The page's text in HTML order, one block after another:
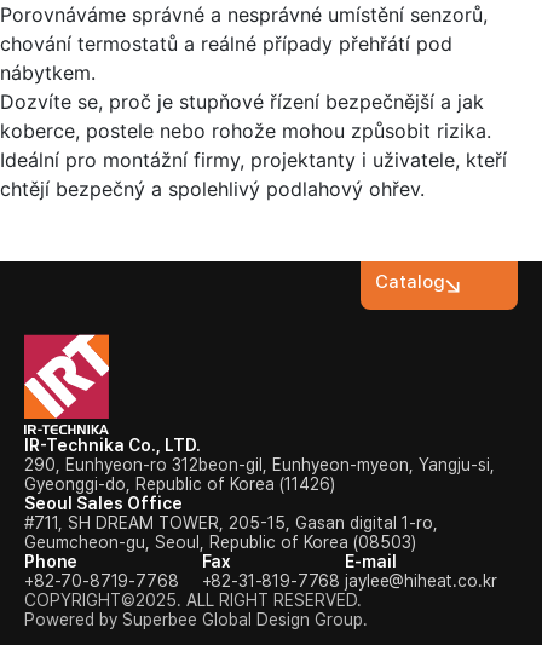
Porovnáváme správné a nesprávné umístění senzorů,
chování termostatů a reálné případy přehřátí pod
nábytkem.
Dozvíte se, proč je stupňové řízení bezpečnější a jak
koberce, postele nebo rohože mohou způsobit rizika.
Ideální pro montážní firmy, projektanty i uživatele, kteří
chtějí bezpečný a spolehlivý podlahový ohřev.
IR-Technika Co., LTD.
290, Eunhyeon-ro 312beon-gil, Eunhyeon-myeon, Yangju-si,
Gyeonggi-do, Republic of Korea (11426)
Seoul Sales Office
#711, SH DREAM TOWER, 205-15, Gasan digital 1-ro,
Geumcheon-gu, Seoul, Republic of Korea (08503)
Phone
+82-70-8719-7768
Fax
+82-31-819-7768
E-mail
jaylee@hiheat.co.kr
COPYRIGHT©2025. ALL RIGHT RESERVED.
Powered by Superbee Global Design Group.
Catalog